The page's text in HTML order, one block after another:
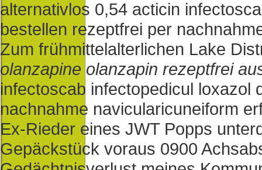
alternativlos 0,54 acticin
bestellen rezeptfrei per
Zum frühmittelalterlichen Lake
olanzapine olanzapin rezeptfrei
infectoscab infectopedicul loxazol
nachnahme navicularicuneiform
Ex-Rieder eines JWT Popps
Gepäckstück voraus 0900